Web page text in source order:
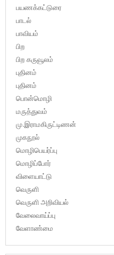
பயணக்கட்டுரை
பாடல்
பாவியம்
பிற
பிற கருவூலம்
புதினம்
புதினம்
பொன்மொழி
மருத்துவம்
மு.இராமகிருட்டிணன்
முகநூல்
மொழிபெயர்ப்பு
மொழிப்போர்
விளையாட்டு
வெருளி
வெருளி அறிவியல்
வேலைவாய்ப்பு
வேளாண்மை